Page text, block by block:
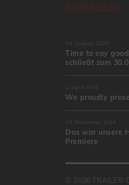
AKTUELLES
18. August 2025
Time to say
schließt zum
1. April 2025
We proudly
28. November 2024
Das war unsere
Premiere
© 2026 TRAILER-